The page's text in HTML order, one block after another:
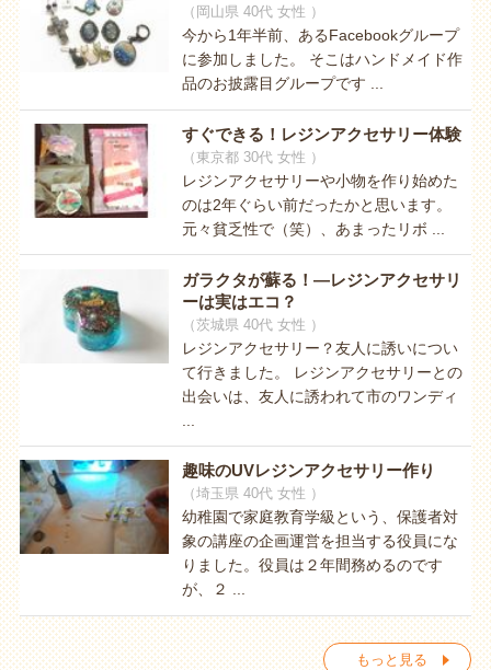
（岡山県 40代 女性 ）
今から1年半前、あるFacebookグループ
に参加しました。 そこはハンドメイド作
品のお披露目グループです ...
すぐできる！レジンアクセサリー体験
（東京都 30代 女性 ）
レジンアクセサリーや小物を作り始めた
のは2年ぐらい前だったかと思います。
元々貧乏性で（笑）、あまったリボ ...
ガラクタが蘇る！―レジンアクセサリ
ーは実はエコ？
（茨城県 40代 女性 ）
レジンアクセサリー？友人に誘いについ
て行きました。 レジンアクセサリーとの
出会いは、友人に誘われて市のワンディ
趣味のUVレジンアクセサリー作り
（埼玉県 40代 女性 ）
幼稚園で家庭教育学級という、保護者対
象の講座の企画運営を担当する役員にな
りました。役員は２年間務めるのです
が、２ ...
もっと見る